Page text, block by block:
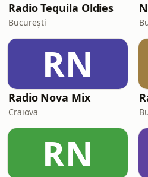
Radio Tequila Oldies
București
RN
Radio Nova Mix
Craiova
RN